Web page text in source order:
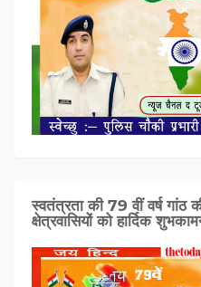
स्वतंत्रता की 79 वीं वर्ष गांठ
क्षेत्रवासियों को हार्दिक